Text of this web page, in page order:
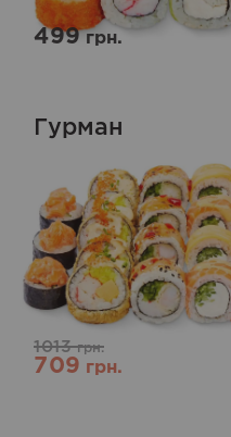
499грн.
Гурман
1013грн.
709грн.